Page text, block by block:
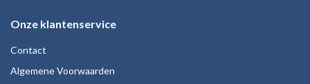
Onze klantenservice
Contact
Algemene Voorwaarden